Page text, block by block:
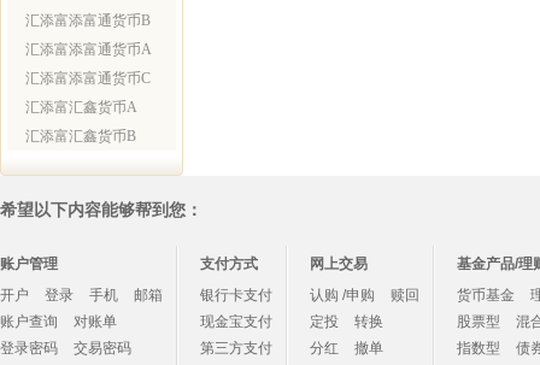
汇添富添富通货币B
汇添富添富通货币A
汇添富添富通货币C
汇添富汇鑫货币A
汇添富汇鑫货币B
希望以下内容能够帮到您：
账户管理
开户
登录 手机
邮箱
账户查询
对账单
登录密码
交易密码
支付方式
银行卡支付
现金宝支付
第三方支付
网上交易
认购 /申购
赎回
定投
转换
分红
撤单
基金产品/理
货币基金
股票型
混
指数型
债